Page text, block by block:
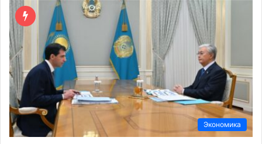
Экономика